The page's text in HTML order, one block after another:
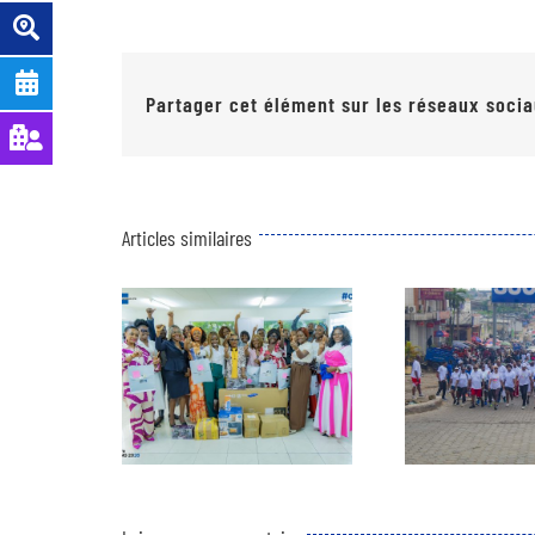
Partager cet élément sur les réseaux
Articles similaires